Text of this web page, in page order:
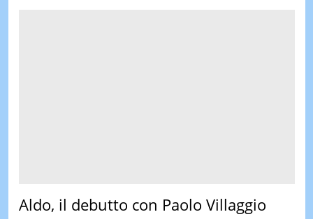
Aldo, il debutto con Paolo Villaggio